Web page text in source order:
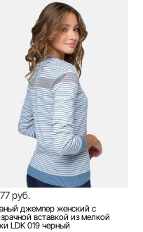
руб.
джемпер женский с
вставкой из мелкой
LDK 019 черный